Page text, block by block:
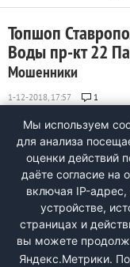
Топшоп
Воды пр-кт 22
Мошенники
1
изоленты за
заказанному товару ...
Мы используем
для анализа
оценки действий
даёте согласие на
включая IP-
устройстве,
страницах и
вы можете
Яндекс.Метрики.